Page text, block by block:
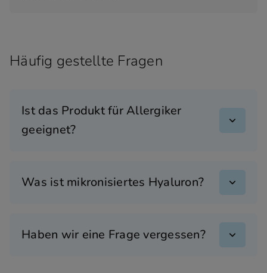
Häufig gestellte Fragen
Ist das Produkt für Allergiker
geeignet?
Was ist mikronisiertes Hyaluron?
Haben wir eine Frage vergessen?